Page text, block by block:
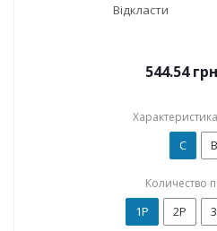
Відкласти
544.54
C B
Количество
1P 2P